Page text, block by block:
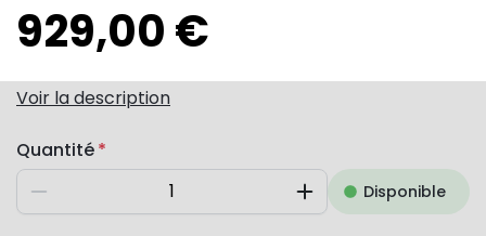
929,00 €
Voir la description
Quantité
Diminuer AugmenterDisponible